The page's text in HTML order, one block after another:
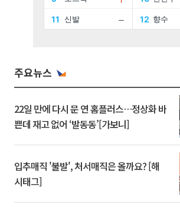
주요뉴스
22일 만에 다시 문 연 홈플러스…정상화 바
쁜데 재고 없어 ‘발동동’[가보니]
입추매직 '불발', 처서매직은 올까요? [해
시태그]